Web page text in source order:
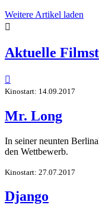
Weitere Artikel laden

Aktuelle

Kinostart: 14.09.2017
Mr. Long
In seiner neunten
den Wettbewerb.
Kinostart: 27.07.2017
Django